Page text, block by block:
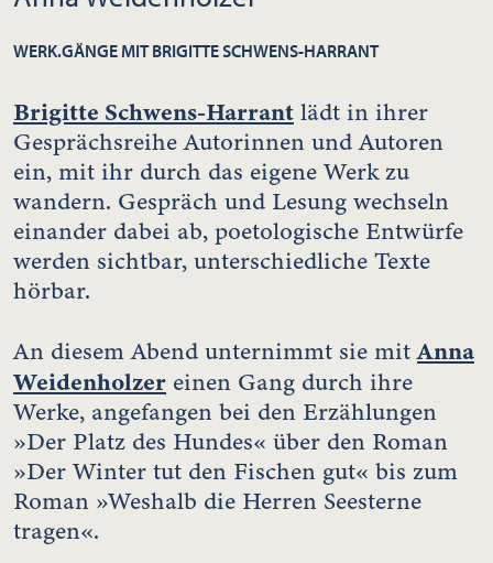
WERK.GÄNGE MIT BRIGITTE SCHWENS-HARRANT
Brigitte Schwens-Harrant lädt in ihrer
Gesprächsreihe Autorinnen und Autoren
ein, mit ihr durch das eigene Werk zu
wandern. Gespräch und Lesung wechseln
einander dabei ab, poetologische Entwürfe
werden sichtbar, unterschiedliche Texte
hörbar.
An diesem Abend unternimmt sie mitAnna
Weidenholzer einen Gang durch ihre
Werke, angefangen bei den Erzählungen
»Der Platz des Hundes« über den Roman
»Der Winter tut den Fischen gut« bis zum
Roman »Weshalb die Herren Seesterne
tragen«.